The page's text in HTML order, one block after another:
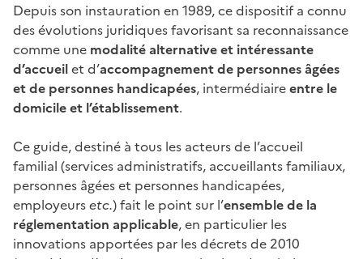
Depuis son instauration en 1989, ce dispositif a connu
des évolutions juridiques favorisant sa reconnaissance
comme une modalité alternative et intéressante
d’accueilet d’accompagnement de personnes âgées
et de personnes handicapées, intermédiaireentre le
domicile et l’établissement.
Ce guide, destiné à tous les acteurs de l’accueil
familial (services administratifs, accueillants familiaux,
personnes âgées et personnes handicapées,
employeursetc.) fait le point sur l’ensemble de la
réglementation applicable, en particulier les
innovations apportées par les décrets de 2010